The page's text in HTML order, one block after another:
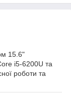
15.6"
i5-6200U та
роботи та